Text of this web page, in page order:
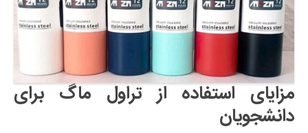
مزایای استفاده از تراول ماگ برای
دانشجویان